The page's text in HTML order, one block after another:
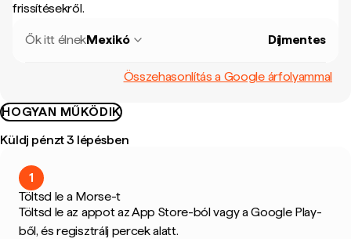
frissítésekről.
Ők itt élnekMexikó Díjmentes
Összehasonlítás a Google árfolyammal
HOGYAN MŰKÖDIK
Küldj pénzt 3 lépésben
1
Töltsd le a Morse-t
Töltsd le az appot az App Store-ból vagy a Google Play-
ből, és regisztrálj percek alatt.